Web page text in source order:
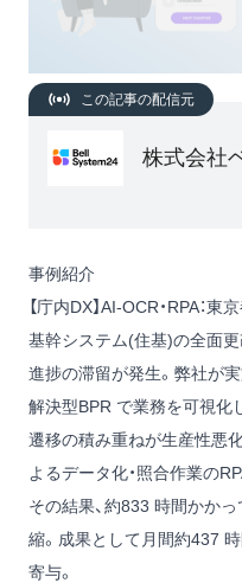
この記事の配信元
株式会社
事例紹介
【庁内DX】AI-OCR・RPA：東
基幹システム(住基)の全面
進捗の滞留が発生。弊社が
解決型BPR で業務を可視化
遷移の積み重ねが生産性悪
よるデータ化・照合作業の
その結果、約833 時間かか
縮。成果として月間約437
寄与。